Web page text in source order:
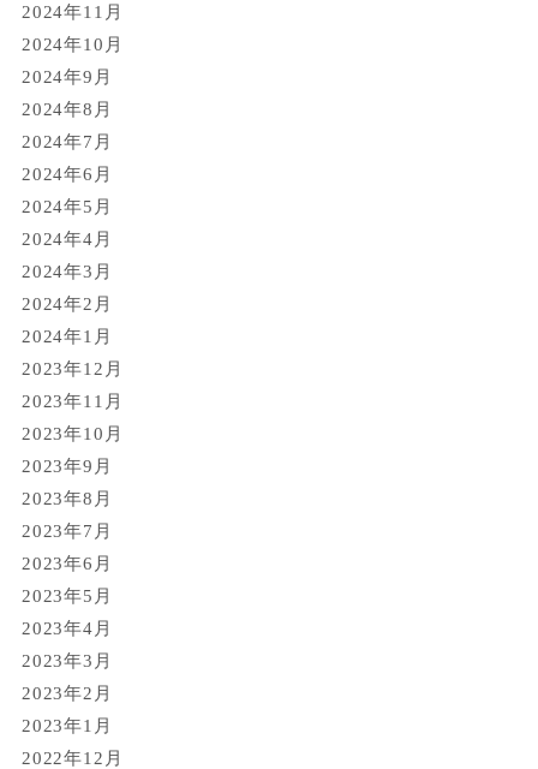
2024年11月
2024年10月
2024年9月
2024年8月
2024年7月
2024年6月
2024年5月
2024年4月
2024年3月
2024年2月
2024年1月
2023年12月
2023年11月
2023年10月
2023年9月
2023年8月
2023年7月
2023年6月
2023年5月
2023年4月
2023年3月
2023年2月
2023年1月
2022年12月